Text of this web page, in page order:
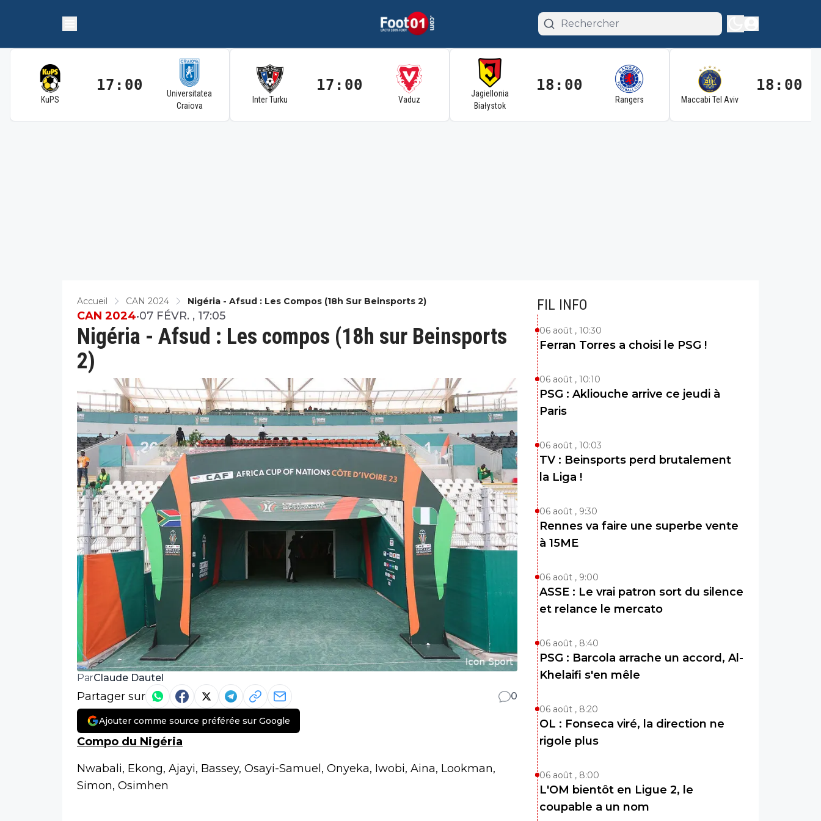
KuPS
17:00
Universitatea
Craiova
Inter Turku
17:00
Vaduz
Jagiellonia
Białystok
18:00
Rangers Maccabi Tel Aviv
18:00
Accueil CAN 2024 Nigéria - Afsud : Les Compos (18h Sur Beinsports 2)
Nigéria - Afsud : Les compos (18h sur Beinsports
2)
CAN 2024•07 FÉVR. , 17:05
ParClaude Dautel
Partager sur 0
Ajouter comme source préférée sur Google
Compo du Nigéria
Nwabali, Ekong, Ajayi, Bassey, Osayi-Samuel, Onyeka, Iwobi, Aina, Lookman,
Simon, Osimhen
FIL INFO
06 août , 10:30
Ferran Torres a choisi le PSG !
06 août , 10:10
PSG : Akliouche arrive ce jeudi à
Paris
06 août , 10:03
TV : Beinsports perd brutalement
la Liga !
06 août , 9:30
Rennes va faire une superbe vente
à 15ME
06 août , 9:00
ASSE : Le vrai patron sort du silence
et relance le mercato
06 août , 8:40
PSG : Barcola arrache un accord, Al-
Khelaifi s'en mêle
06 août , 8:20
OL : Fonseca viré, la direction ne
rigole plus
06 août , 8:00
L'OM bientôt en Ligue 2, le
coupable a un nom